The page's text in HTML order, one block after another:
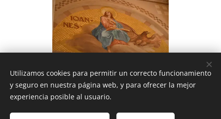
Share
Utilizamos cookies para permitir un correcto funcionamiento
y seguro en nuestra página web, y para ofrecer la mejor
experiencia posible al usuario.